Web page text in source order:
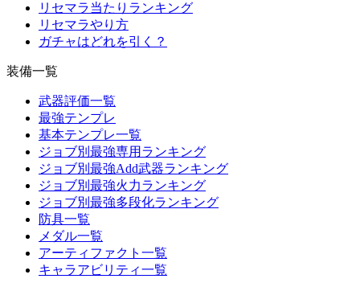
リセマラ当たりランキング
リセマラやり方
ガチャはどれを引く？
装備一覧
武器評価一覧
最強テンプレ
基本テンプレ一覧
ジョブ別最強専用ランキング
ジョブ別最強Add武器ランキング
ジョブ別最強火力ランキング
ジョブ別最強多段化ランキング
防具一覧
メダル一覧
アーティファクト一覧
キャラアビリティ一覧